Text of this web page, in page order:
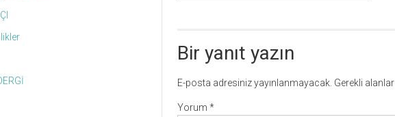
Bir yanıt yazın
E-posta adresiniz yayınlanmayacak. Gerekli alanlar
Yorum *